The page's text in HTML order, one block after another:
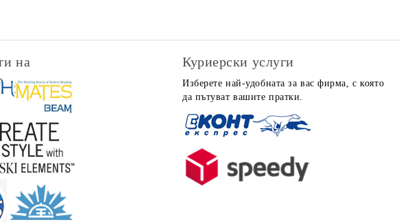
на Куриерски услуги
Изберете най-удобната за вас фирма, с която
да пътуват вашите пратки.